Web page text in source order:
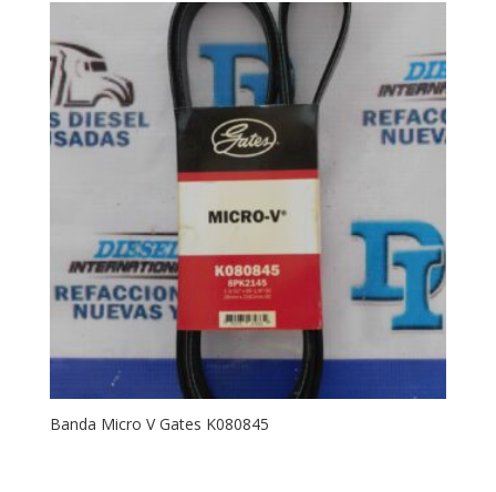
Banda Micro V Gates K080845